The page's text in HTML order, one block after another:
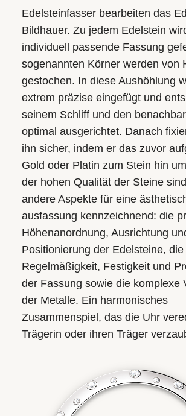
Edelsteinfasser bearbeiten das
Bildhauer. Zu jedem Edelstein
individuell passende Fassung
sogenannten Körner werden von
gestochen. In diese Aushöhlung
extrem präzise eingefügt und
seinem Schliff und den
optimal ausgerichtet. Danach
ihn sicher, indem er das zuvor
Gold oder Platin zum Stein hin
der hohen Qualität der Steine
andere Aspekte für eine
ausfassung kennzeichnend: die
Höhen­anordnung, Ausrichtung
Positionierung der Edelsteine, die
Regelmäßigkeit, Festigkeit und
der Fassung sowie die komplexe
der Metalle. Ein harmonisches
Zusammenspiel, das die Uhr
Trägerin oder ihren Träger